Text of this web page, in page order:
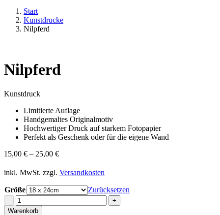
Start
Kunstdrucke
Nilpferd
Nilpferd
Kunstdruck
Limitierte Auflage
Handgemaltes Originalmotiv
Hochwertiger Druck auf starkem Fotopapier
Perfekt als Geschenk oder für die eigene Wand
15,00 € – 25,00 €
inkl. MwSt. zzgl. Versandkosten
Größe Zurücksetzen
-
Nilpferd
Menge
+
Warenkorb